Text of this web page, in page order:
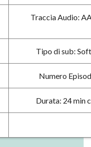
Traccia Audio:
Tipo di sub:
Numero
Durata: 24 min